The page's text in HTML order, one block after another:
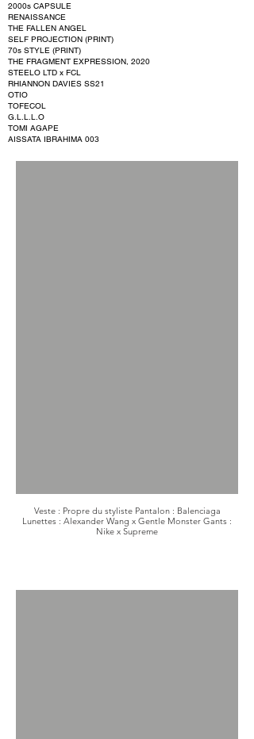
2000s CAPSULE
RENAISSANCE
THE FALLEN ANGEL
SELF PROJECTION (PRINT)
70s STYLE (PRINT)
THE FRAGMENT EXPRESSION, 2020
STEELO LTD x FCL
RHIANNON DAVIES SS21
OTIO
TOFECOL
G.L.L.L.O
TOMI AGAPE
AISSATA IBRAHIMA 003
Veste : Propre du styliste Pantalon : Balenciaga
Lunettes : Alexander Wang x Gentle Monster Gants :
Nike x Supreme